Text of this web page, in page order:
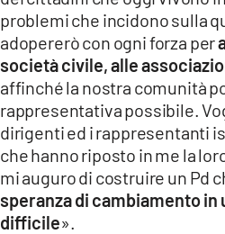
problemi che incidono sulla
adopererò con ogni forza per
società civile, alle
affinché la nostra comunità
rappresentativa possibile.
dirigenti ed i rappresentanti
che hanno riposto in me la
mi auguro di costruire un Pd
speranza di cambiamento in
difficile».